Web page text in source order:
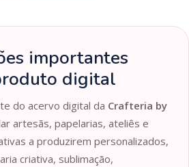
importantes
digital
do acervo digital da Crafteria by
artesãs, papelarias, ateliês e
a produzirem personalizados,
criativa, sublimação,